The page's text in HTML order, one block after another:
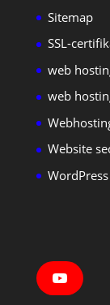
Sitemap
SSL-
web
web
Website
WordPress
Y
o